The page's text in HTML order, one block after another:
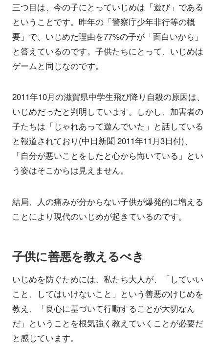
三つ目は、今の子にとっていじめは「遊び」である
ということです。昨年の「警察庁少年非行等の概
要」で、いじめた理由を77%の子が「面白いから」
と答えているのです。子供たちにとって、いじめは
ゲームと同じなのです。
2011年10月の滋賀県中学生飛び降り自殺の原因は、
いじめだったと判明しています。しかし、加害者の
子たちは「じゃれあって遊んでいた」と話している
と報道されており(中日新聞 2011年11月3日付)、
「自分が悪いことをしたと心から悔いている」とい
う姿はそこからは見えません。
結局、人の痛みが分からない子供が爆発的に増える
ことにより現代のいじめが起きているのです。
子供に善悪を教えるべき
いじめを防ぐためには、私たち大人が、「していい
こと、してはいけないこと」という善悪のけじめを
教え、「良心に基づいて行動することが大切なん
だ」ということを根気強く教えていくことが必要だ
と感じています。